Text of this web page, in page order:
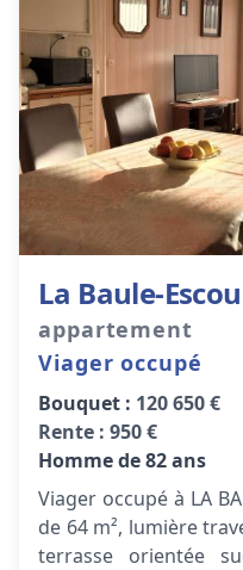
La Baule-
appartement
Viager occupé
Bouquet : 120 650 €
Rente : 950 €
Homme de 82 ans
Viager occupé à LA
de 64 m², lumière
terrasse orientée